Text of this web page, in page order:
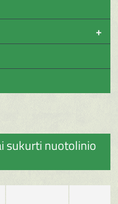
+
sukurti nuotolinio